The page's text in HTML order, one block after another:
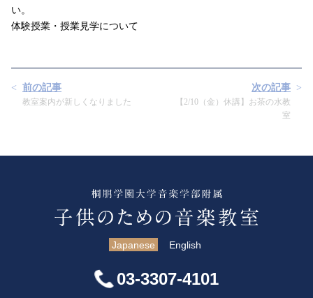
い。
体験授業・授業見学について
前の記事
教室案内が新しくなりました
次の記事
【2/10（金）休講】お茶の水教
室
Japanese English
03-3307-4101